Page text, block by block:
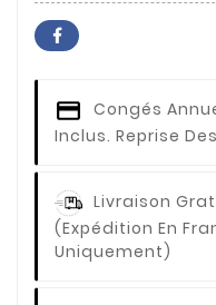
Congés
Inclus. Reprise
Livraison
(expédition En
Uniquement)